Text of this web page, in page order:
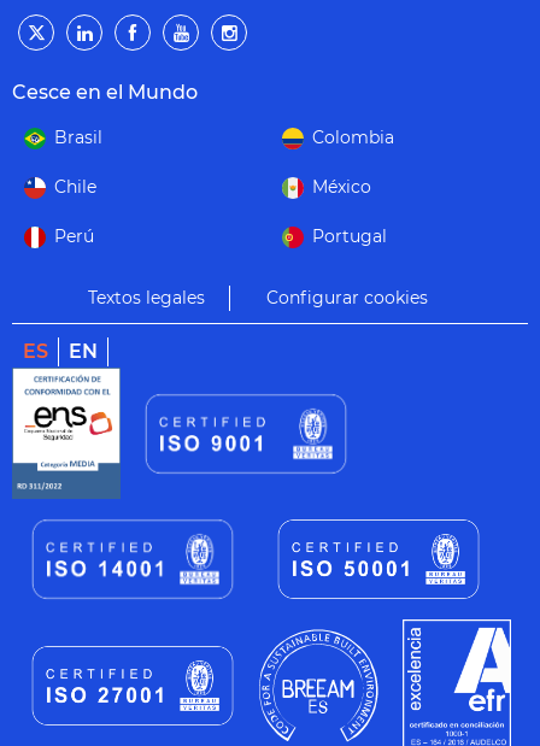
Cesce en el Mundo
Brasil Colombia
Chile México
Perú Portugal
Textos legales Configurar cookies
ES EN